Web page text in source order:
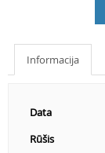
Informacija
Data
Rūšis